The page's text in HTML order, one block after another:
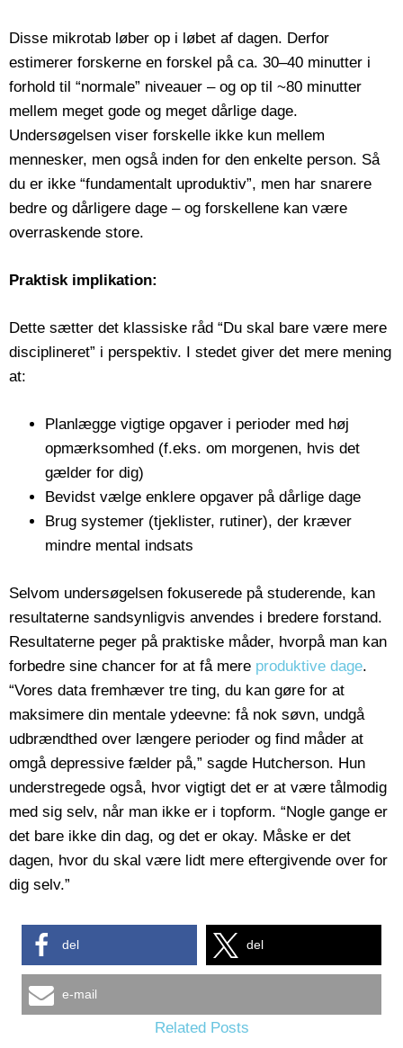
Disse mikrotab løber op i løbet af dagen. Derfor
estimerer forskerne en forskel på ca. 30–40 minutter i
forhold til “normale” niveauer – og op til ~80 minutter
mellem meget gode og meget dårlige dage.
Undersøgelsen viser forskelle ikke kun mellem
mennesker, men også inden for den enkelte person. Så
du er ikke “fundamentalt uproduktiv”, men har snarere
bedre og dårligere dage – og forskellene kan være
overraskende store.
Praktisk implikation:
Dette sætter det klassiske råd “Du skal bare være mere
disciplineret” i perspektiv. I stedet giver det mere mening
at:
Planlægge vigtige opgaver i perioder med høj
opmærksomhed (f.eks. om morgenen, hvis det
gælder for dig)
Bevidst vælge enklere opgaver på dårlige dage
Brug systemer (tjeklister, rutiner), der kræver
mindre mental indsats
Selvom undersøgelsen fokuserede på studerende, kan
resultaterne sandsynligvis anvendes i bredere forstand.
Resultaterne peger på praktiske måder, hvorpå man kan
forbedre sine chancer for at få mere produktive dage.
“Vores data fremhæver tre ting, du kan gøre for at
maksimere din mentale ydeevne: få nok søvn, undgå
udbrændthed over længere perioder og find måder at
omgå depressive fælder på,” sagde Hutcherson. Hun
understregede også, hvor vigtigt det er at være tålmodig
med sig selv, når man ikke er i topform. “Nogle gange er
det bare ikke din dag, og det er okay. Måske er det
dagen, hvor du skal være lidt mere eftergivende over for
dig selv.”
del del
e-mail
Related Posts